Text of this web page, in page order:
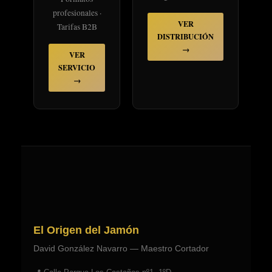
profesionales ·
Tarifas B2B
VER
SERVICIO
→
VER
DISTRIBUCIÓN
→
El Origen del Jamón
David González Navarro — Maestro Cortador